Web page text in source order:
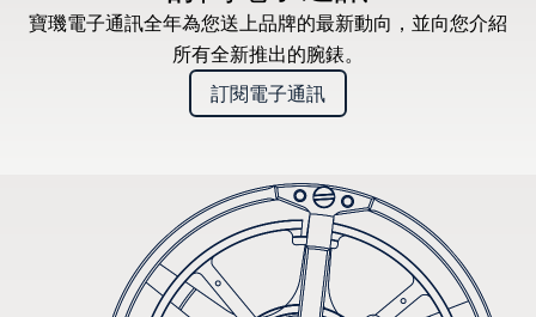
寶璣電子通訊全年為您送上品牌的最新動向，並向您介紹
所有全新推出的腕錶。
訂閱電子通訊